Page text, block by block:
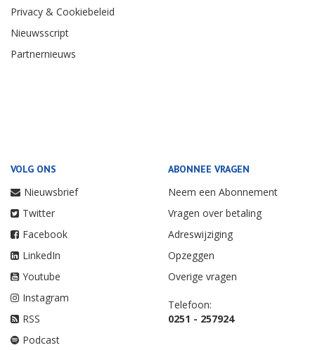
Privacy & Cookiebeleid
Nieuwsscript
Partnernieuws
VOLG ONS
Nieuwsbrief
Twitter
Facebook
LinkedIn
Youtube
Instagram
RSS
Podcast
ABONNEE VRAGEN
Neem een Abonnement
Vragen over betaling
Adreswijziging
Opzeggen
Overige vragen
Telefoon:
0251 - 257924